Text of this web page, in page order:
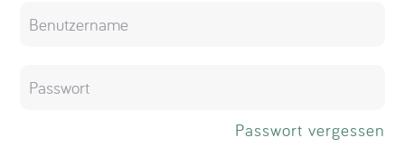
ImpressumPasswort vergessen